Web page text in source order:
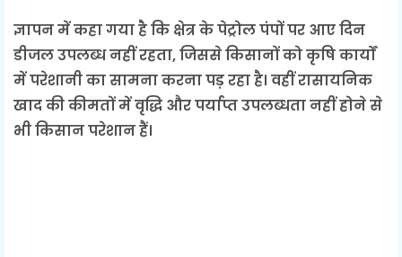
ज्ञापन में कहा गया है कि क्षेत्र के पेट्रोल पंपों पर आए दिन
डीजल उपलब्ध नहीं रहता, जिससे किसानों को कृषि कार्यों
में परेशानी का सामना करना पड़ रहा है। वहीं रासायनिक
खाद की कीमतों में वृद्धि और पर्याप्त उपलब्धता नहीं होने से
भी किसान परेशान हैं।